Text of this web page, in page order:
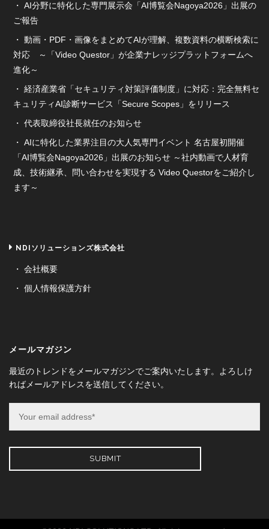
AI分野に特化した専門展示会「AI博覧会Nagoya2026」出展の
ご報告
動画・PDF・画像をまとめてAIが理解、複数資料の横断検索に
対応 ～「Video Questor」が企業ナレッジプラットフォームへ
進化～
経済産業省「セキュリティ対策評価制度」に対応：完全無料セ
キュリティAI診断サービス「Secure Scopes」をリリース
代表取締役社長就任のお知らせ
AIに特化した業界注目の大人気専門イベント 名古屋初開催
「AI博覧会Nagoya2026」出展のお知らせ ～社内動画で人材育
成、技術継承、問い合わせを実現する Video Questorをご紹介し
ます～
NDIソリューションズ株式会社
会社概要
個人情報保護方針
メールマガジン
最近のトレンドをメールマガジンでご案内いたします。よろしけ
ればメールアドレスを送信してください。